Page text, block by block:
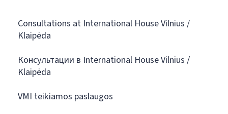
Consultations at International House Vilnius /
Klaipėda
Консультации в International House Vilnius /
Klaipėda
VMI teikiamos paslaugos